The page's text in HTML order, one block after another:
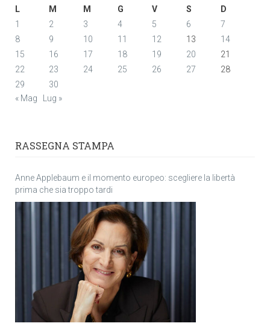
L
M M G V S
D
1
2 3 4 5 6
7
8
9 10 11 12 13
14
15
16 17 18 19 20
21
22
23 24 25 26 27
28
29
30
« Mag
Lug »
RASSEGNA STAMPA
Anne Applebaum e il momento europeo: scegliere la libertà
prima che sia troppo tardi